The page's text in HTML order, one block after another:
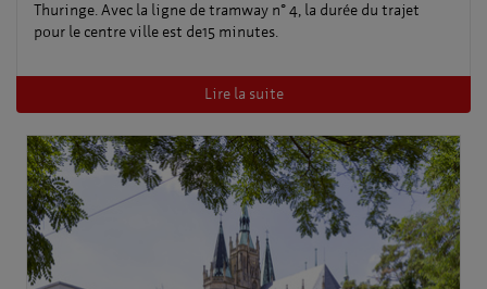
Thuringe. Avec la ligne de tramway n° 4, la durée du trajet
pour le centre ville est de15 minutes.
Lire la suite